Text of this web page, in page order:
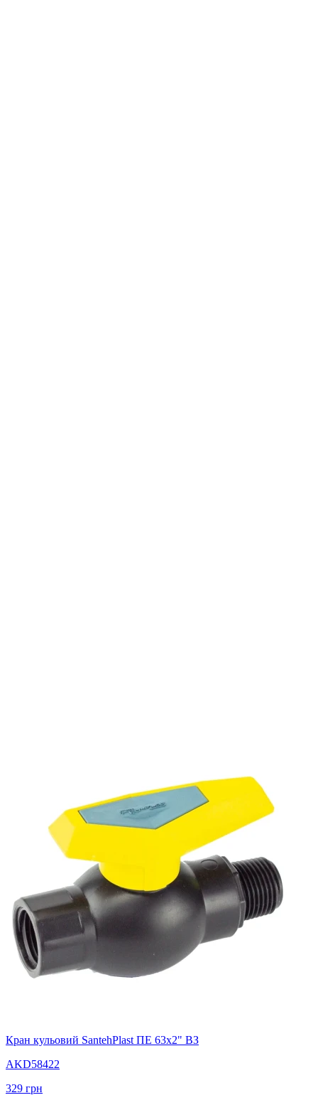
Кран кульовий SantehPlast ПЕ 63х2" ВЗ
AKD58422
329 грн